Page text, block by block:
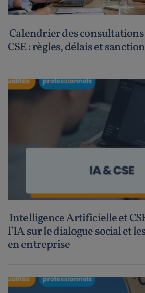
Calendrier des
CSE : règles, délais et
Intelligence Artificielle et
l’IA sur le dialogue social et
en entreprise